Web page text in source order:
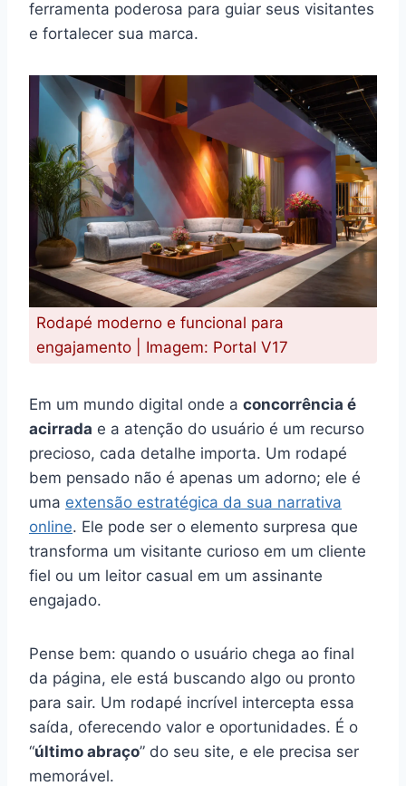
ferramenta poderosa para guiar seus visitantes
e fortalecer sua marca.
Rodapé moderno e funcional para
engajamento | Imagem: Portal V17
Em um mundo digital onde a concorrência é
acirrada e a atenção do usuário é um recurso
precioso, cada detalhe importa. Um rodapé
bem pensado não é apenas um adorno; ele é
uma extensão estratégica da sua narrativa
online. Ele pode ser o elemento surpresa que
transforma um visitante curioso em um cliente
fiel ou um leitor casual em um assinante
engajado.
Pense bem: quando o usuário chega ao final
da página, ele está buscando algo ou pronto
para sair. Um rodapé incrível intercepta essa
saída, oferecendo valor e oportunidades. É o
“último abraço” do seu site, e ele precisa ser
memorável.